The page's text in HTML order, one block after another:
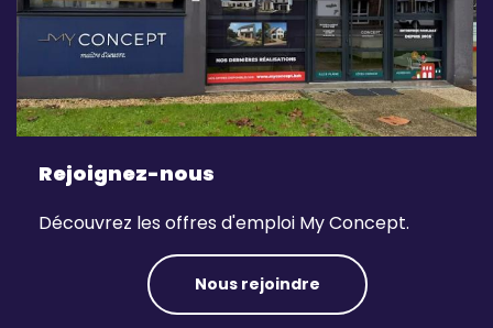
Rejoignez-nous
Découvrez les offres d'emploi My Concept.
Nous rejoindre